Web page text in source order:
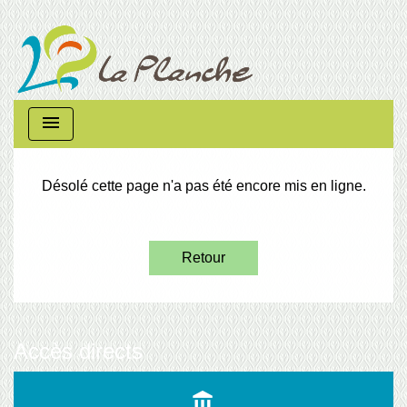
menu
Désolé cette page n'a pas été encore mis en ligne.
Retour
Accès directs
account_balance